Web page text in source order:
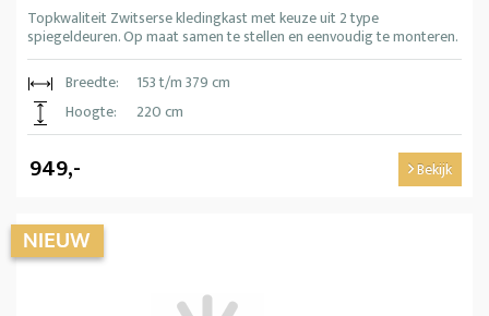
Topkwaliteit Zwitserse kledingkast met keuze uit 2 type
spiegeldeuren. Op maat samen te stellen en eenvoudig te monteren.
Breedte:
153 t/m 379 cm
Hoogte:
220 cm
949,- Bekijk